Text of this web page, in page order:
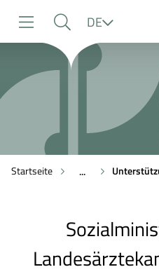
Navigation
Suche
Inhalt
DE
Startseite ...